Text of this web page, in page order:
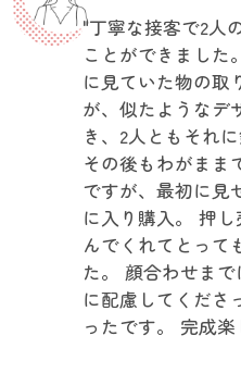
"丁寧な接客で2人
ことができました
に見ていた物の取
が、似たようなデ
き、2人ともそれ
その後もわがまま
ですが、最初に見
に入り購入。 押
んでくれてとって
た。 顔合わせま
に配慮してくださ
ったです。 完成